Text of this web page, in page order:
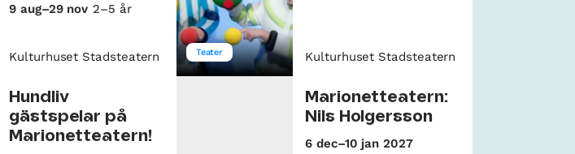
9 aug–29 nov 2–5 år
Kulturhuset Stadsteatern Teater Kulturhuset Stadsteatern
Hundliv
gästspelar på
Marionetteatern!
Marionetteatern:
Nils Holgersson
6 dec–10 jan 2027